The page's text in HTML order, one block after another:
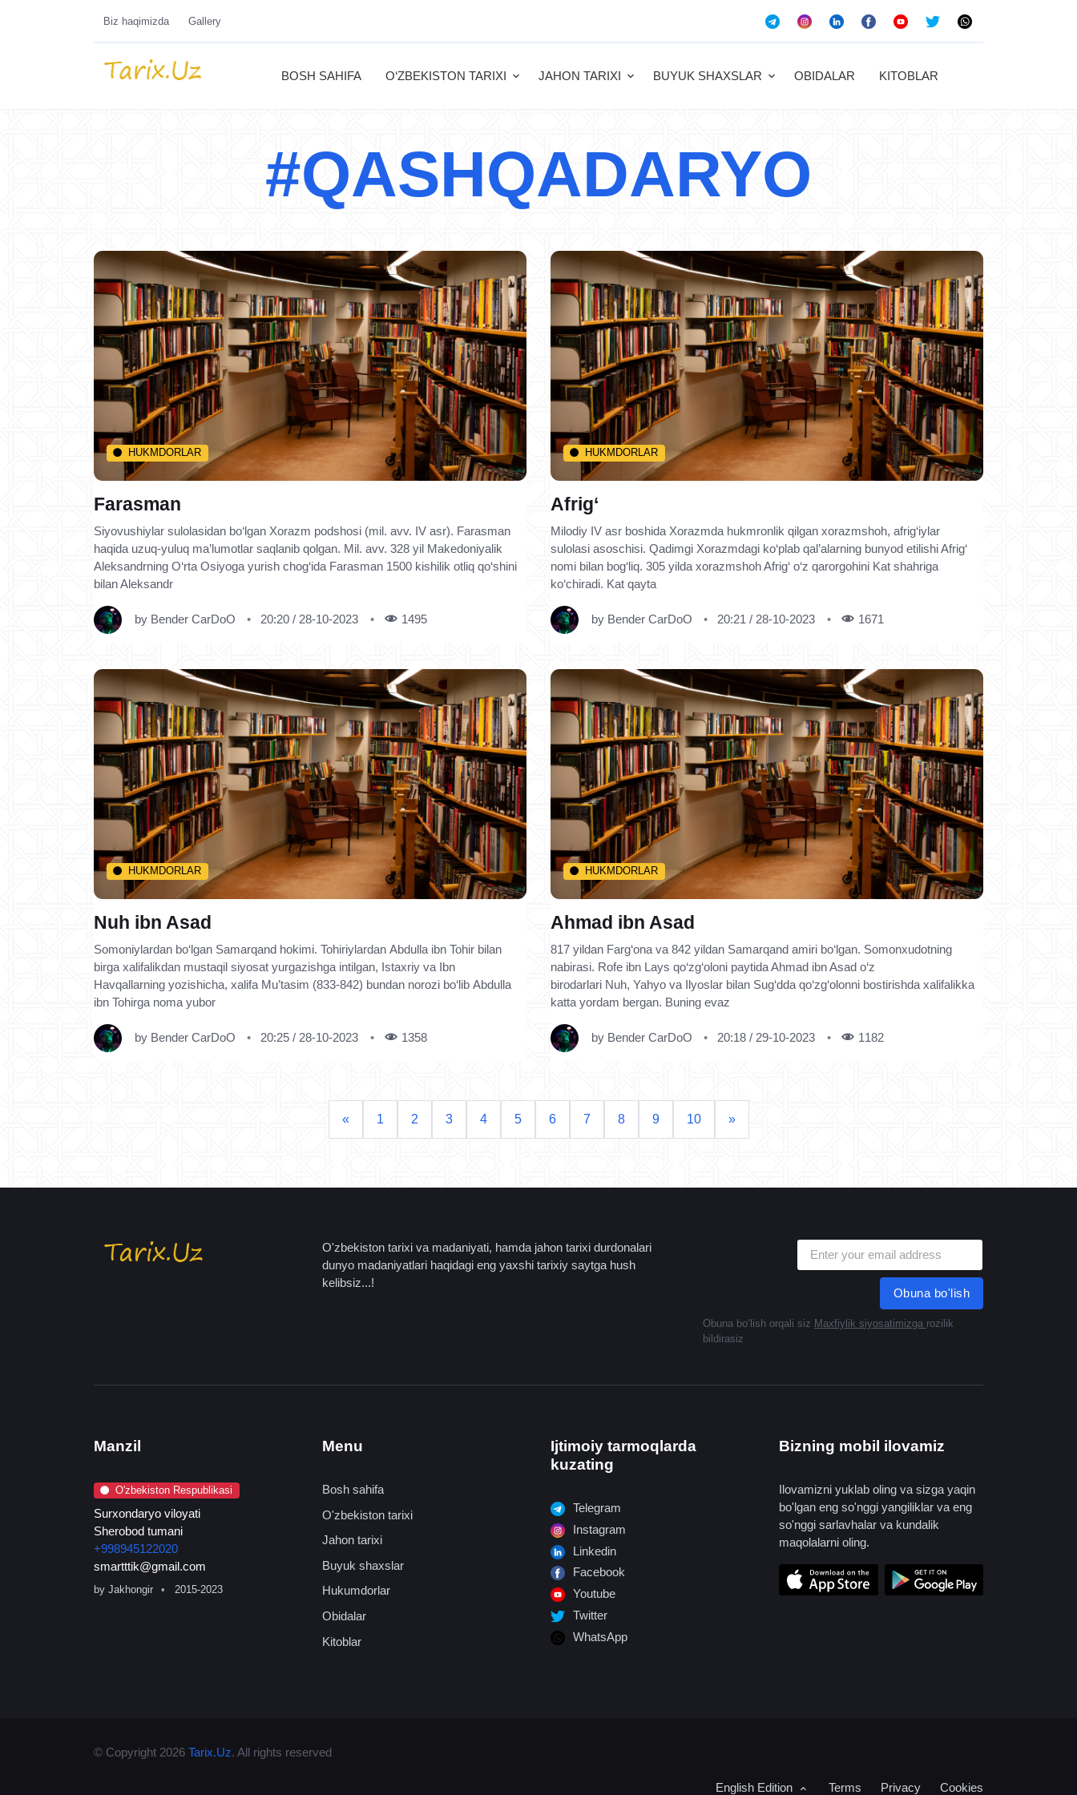
Biz haqimizda Gallery
BOSH SAHIFA O‘ZBEKISTON TARIXI JAHON TARIXI BUYUK SHAXSLAR OBIDALAR KITOBLAR
#QASHQADARYO
HUKMDORLAR
Farasman
Siyovushiylar sulolasidan bo‘lgan Xorazm podshosi (mil. avv. IV asr). Farasman
haqida uzuq-yuluq ma’lumotlar saqlanib qolgan. Mil. avv. 328 yil Makedoniyalik
Aleksandrning O‘rta Osiyoga yurish chog‘ida Farasman 1500 kishilik otliq qo‘shini
bilan Aleksandr
by Bender CarDoO 20:20 / 28-10-2023 1495
HUKMDORLAR
Afrig‘
Milodiy IV asr boshida Xorazmda hukmronlik qilgan xorazmshoh, afrig‘iylar
sulolasi asoschisi. Qadimgi Xorazmdagi ko‘plab qal’alarning bunyod etilishi Afrig‘
nomi bilan bog‘liq. 305 yilda xorazmshoh Afrig‘ o‘z qarorgohini Kat shahriga
ko‘chiradi. Kat qayta
by Bender CarDoO 20:21 / 28-10-2023 1671
HUKMDORLAR
Nuh ibn Asad
Somoniylardan bo‘lgan Samarqand hokimi. Tohiriylardan Abdulla ibn Tohir bilan
birga xalifalikdan mustaqil siyosat yurgazishga intilgan, Istaxriy va Ibn
Havqallarning yozishicha, xalifa Mu’tasim (833-842) bundan norozi bo‘lib Abdulla
ibn Tohirga noma yubor
by Bender CarDoO 20:25 / 28-10-2023 1358
HUKMDORLAR
Ahmad ibn Asad
817 yildan Farg‘ona va 842 yildan Samarqand amiri bo‘lgan. Somonxudotning
nabirasi. Rofe ibn Lays qo‘zg‘oloni paytida Ahmad ibn Asad o‘z
birodarlari Nuh, Yahyo va Ilyoslar bilan Sug‘dda qo‘zg‘olonni bostirishda xalifalikka
katta yordam bergan. Buning evaz
by Bender CarDoO 20:18 / 29-10-2023 1182
« 1 2 3 4 5 6 7 8 9 10 »
O'zbekiston tarixi va madaniyati, hamda jahon tarixi durdonalari
dunyo madaniyatlari haqidagi eng yaxshi tarixiy saytga hush
kelibsiz...!
Obuna bo'lish
Obuna boʻlish orqali siz Maxfiylik siyosatimizga rozilik
bildirasiz
Manzil
O'zbekiston Respublikasi
Surxondaryo viloyati
Sherobod tumani
+998945122020
smartttik@gmail.com
by Jakhongir 2015-2023
Menu
Bosh sahifa
O'zbekiston tarixi
Jahon tarixi
Buyuk shaxslar
Hukumdorlar
Obidalar
Kitoblar
Ijtimoiy tarmoqlarda
kuzating
Telegram
Instagram
Linkedin
Facebook
Youtube
Twitter
WhatsApp
Bizning mobil ilovamiz
Ilovamizni yuklab oling va sizga yaqin
bo'lgan eng so'nggi yangiliklar va eng
so'nggi sarlavhalar va kundalik
maqolalarni oling.
© Copyright 2026 Tarix.Uz. All rights reserved
English Edition Terms Privacy Cookies